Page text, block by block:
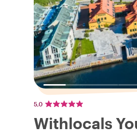
5,0
Withlocals